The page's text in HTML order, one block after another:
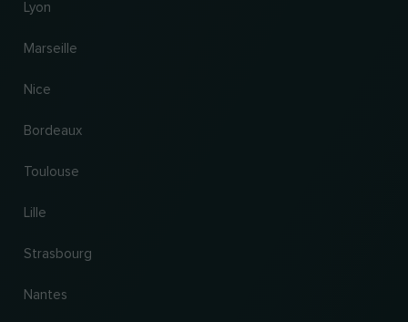
Lyon
Marseille
Nice
Bordeaux
Toulouse
Lille
Strasbourg
Nantes